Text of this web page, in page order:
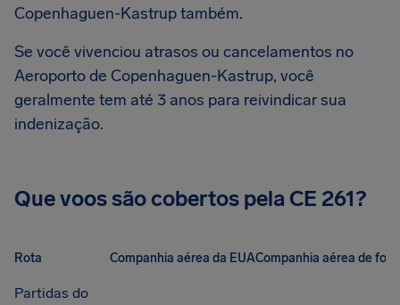
Copenhaguen-Kastrup também.
Se você vivenciou atrasos ou cancelamentos no
Aeroporto de Copenhaguen-Kastrup, você
geralmente tem até 3 anos para reivindicar sua
indenização.
Que voos são cobertos pela CE 261?
Rota Companhia aérea da EUACompanhia aérea de fora
Partidas do